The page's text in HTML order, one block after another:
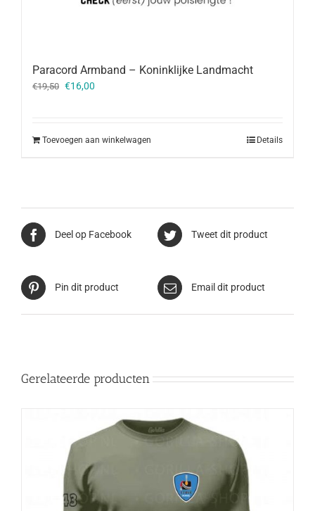
Paracord Armband – Koninklijke Landmacht
€19,50 Oorspronkelijke
€16,00
Toevoegen aan winkelwagen Details
Deel op Facebook Tweet dit product
Pin dit product Email dit product
Gerelateerde producten